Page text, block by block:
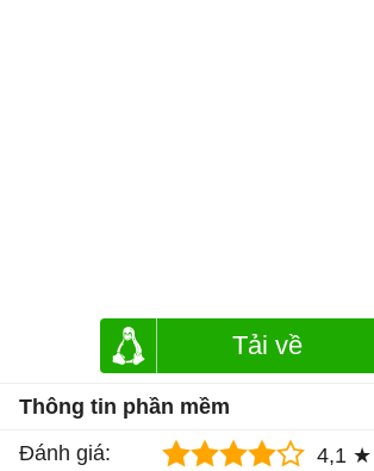
Tải về
Thông tin phần mềm
Đánh giá:
4,1 ★